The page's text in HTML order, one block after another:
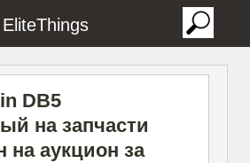
EliteThings
DB5
на запчасти
на аукцион за